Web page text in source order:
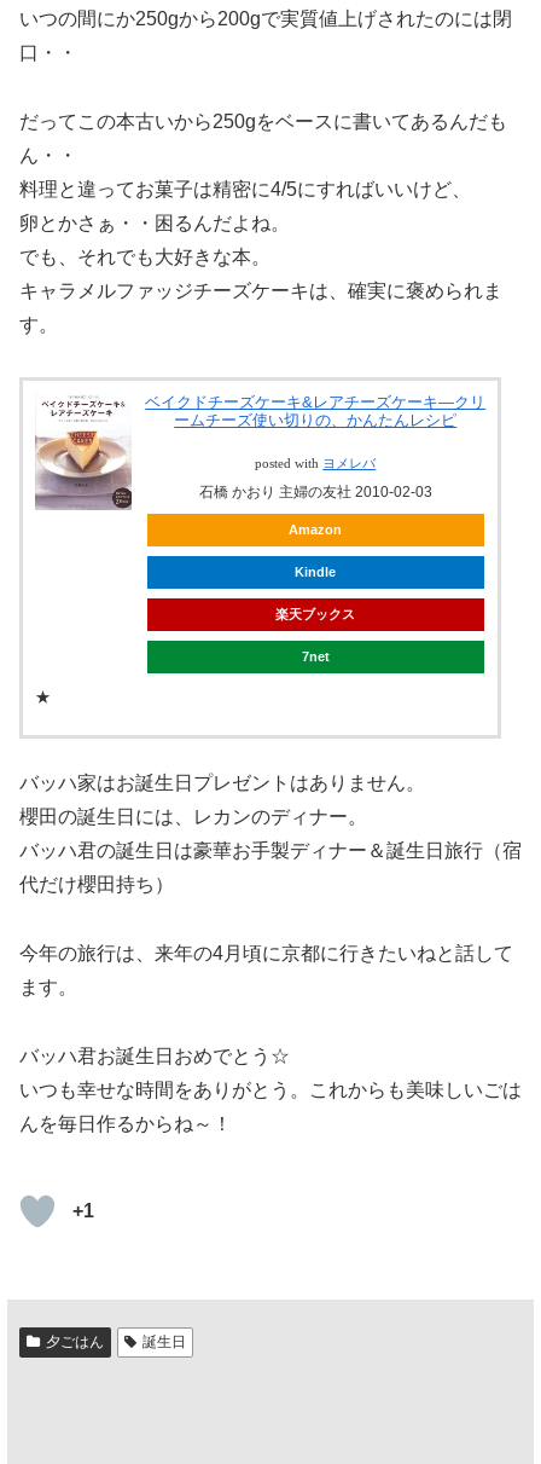
いつの間にか250gから200gで実質値上げされたのには閉
口・・
だってこの本古いから250gをベースに書いてあるんだも
ん・・
料理と違ってお菓子は精密に4/5にすればいいけど、
卵とかさぁ・・困るんだよね。
でも、それでも大好きな本。
キャラメルファッジチーズケーキは、確実に褒められま
す。
ベイクドチーズケーキ&レアチーズケーキ―クリ
ームチーズ使い切りの、かんたんレシピ
posted with ヨメレバ
石橋 かおり 主婦の友社 2010-02-03
Amazon
Kindle
楽天ブックス
7net
★
バッハ家はお誕生日プレゼントはありません。
櫻田の誕生日には、レカンのディナー。
バッハ君の誕生日は豪華お手製ディナー＆誕生日旅行（宿
代だけ櫻田持ち）
今年の旅行は、来年の4月頃に京都に行きたいねと話して
ます。
バッハ君お誕生日おめでとう☆
いつも幸せな時間をありがとう。これからも美味しいごは
んを毎日作るからね～！
+1
夕ごはん 誕生日